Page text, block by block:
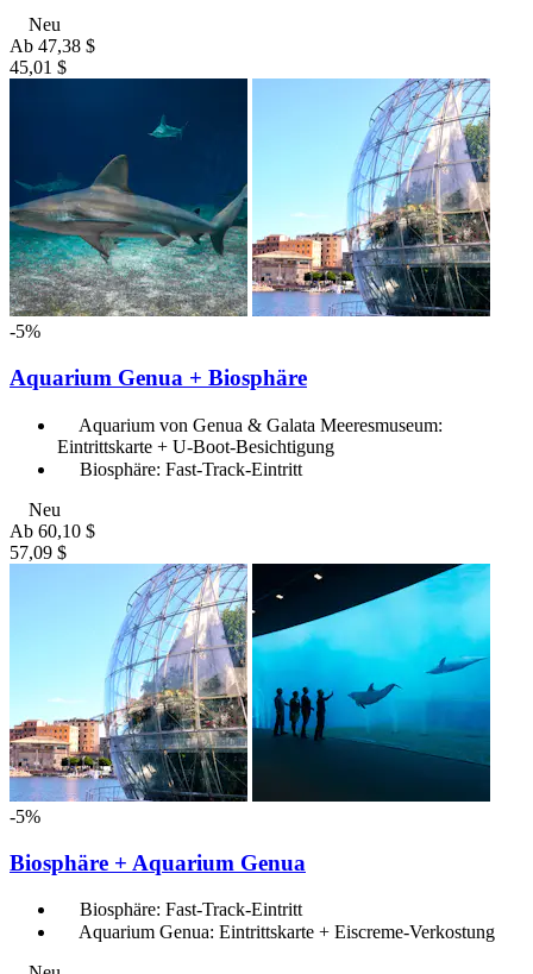
Neu
Ab 47,38 $
45,01 $
-5%
Aquarium Genua + Biosphäre
Aquarium von Genua & Galata Meeresmuseum:
Eintrittskarte + U-Boot-Besichtigung
Biosphäre: Fast-Track-Eintritt
Neu
Ab 60,10 $
57,09 $
-5%
Biosphäre + Aquarium Genua
Biosphäre: Fast-Track-Eintritt
Aquarium Genua: Eintrittskarte + Eiscreme-Verkostung